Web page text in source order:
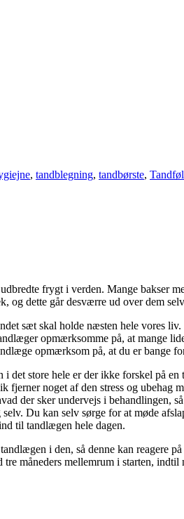
, tandblegning, tandbørste,
frygt i verden. Mange bakser
og dette går desværre ud over dem
sæt skal holde næsten hele vores
opmærksomme på, at mange
opmærksom på, at du er bange
det store hele er der ikke forskel på
noget af den stress og
der sker undervejs i behandlingen,
Du kan selv sørge for at møde
til tandlægen hele dagen.
i den, så denne kan reagere
tre måneders mellemrum i starten,